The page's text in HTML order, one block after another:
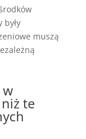
były
muszą
w
te